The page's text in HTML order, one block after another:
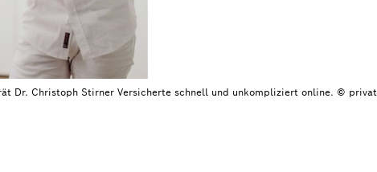
Dr. Christoph Stirner Versicherte schnell und unkompliziert online. © privat